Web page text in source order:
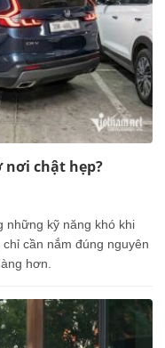
nơi chật hẹp?
những kỹ năng khó khi
cần nắm đúng nguyên
hơn.